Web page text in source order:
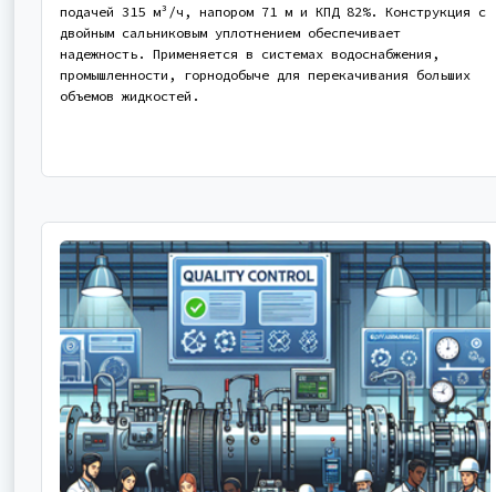
подачей 315 м³/ч, напором 71 м и КПД 82%. Конструкция с
двойным сальниковым уплотнением обеспечивает
надежность. Применяется в системах водоснабжения,
промышленности, горнодобыче для перекачивания больших
объемов жидкостей.